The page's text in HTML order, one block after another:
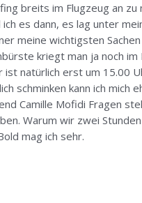
breits im Flugzeug an zu
es dann, es lag unter
meine wichtigsten
kriegt man ja noch im
ist natürlich erst um 15.00
schminken kann ich mich
Camille Mofidi Fragen
Warum wir zwei
mag ich sehr.